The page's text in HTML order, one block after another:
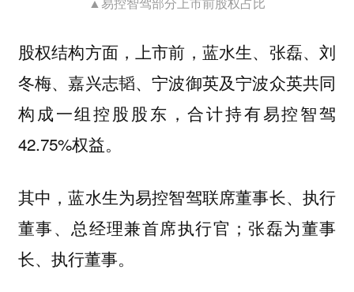
股权结构方面，上市前，蓝水生、张磊、刘
冬梅、嘉兴志韬、宁波御英及宁波众英共同
构成一组控股股东，合计持有易控智驾
42.75%权益。
其中，蓝水生为易控智驾联席董事长、执行
董事、总经理兼首席执行官；张磊为董事
长、执行董事。